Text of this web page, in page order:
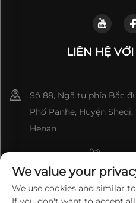
LIÊN HỆ
Số 88, Ngã tư phía Bắc
Phố Panhe, Huyện
Henan
+86-
We value your
We use cookies and similar